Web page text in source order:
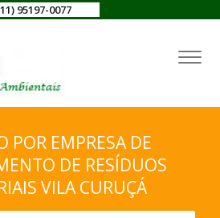
95197-0077
POR EMPRESA DE
DE RESÍDUOS
VILA CURUÇÁ